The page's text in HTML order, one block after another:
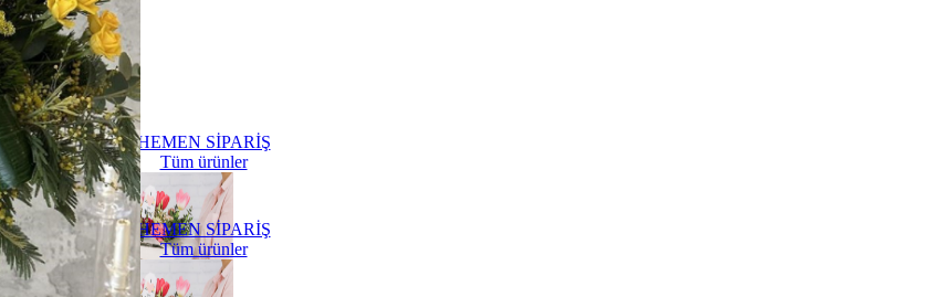
HEMEN SİPARİŞ
Tüm ürünler
HEMEN SİPARİŞ
Tüm ürünler